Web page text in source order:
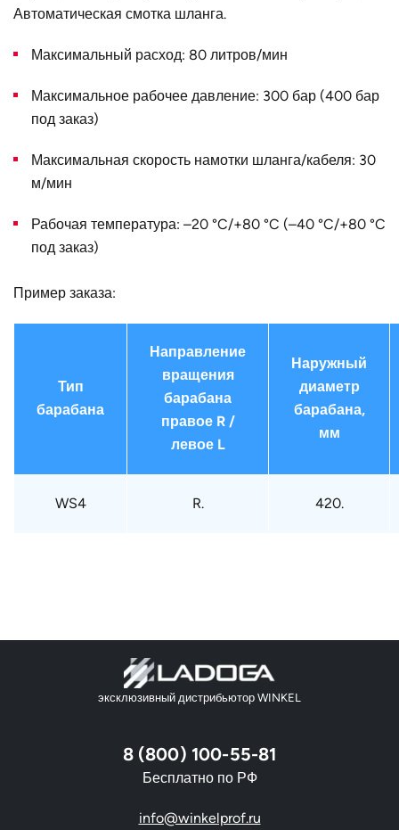
Конструктивное
для четырёх одинарных шлангов
Наружный
Страна
Автоматическая смотка шланга.
Максимальный расход: 80 литров/мин
Максимальное рабочее давление: 300 бар (400 бар
под заказ)
Максимальная скорость намотки шланга/кабеля: 30
м/мин
Рабочая температура: –20 °C/+80 °C (–40 °C/+80 °C
под заказ)
Пример заказа:
Тип
барабана
Направление
вращения
барабана
правое R /
левое L
Наружный
диаметр
барабана,
мм
WS4 R. 420.
эксклюзивный дистрибьютор WINKEL
8 (800) 100-55-81
Бесплатно по РФ
info@winkelprof.ru